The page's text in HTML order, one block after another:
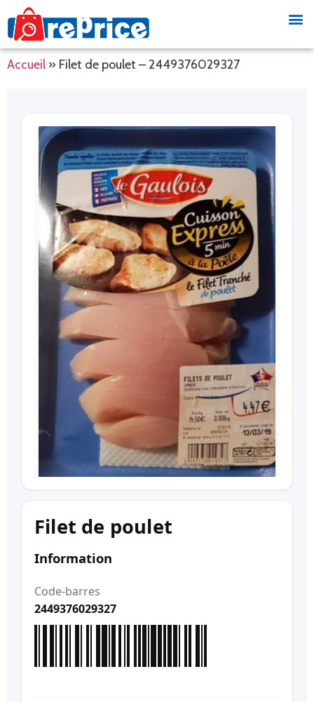
Accueil » Filet de poulet – 2449376029327
Filet de poulet
Information
Code-barres
2449376029327